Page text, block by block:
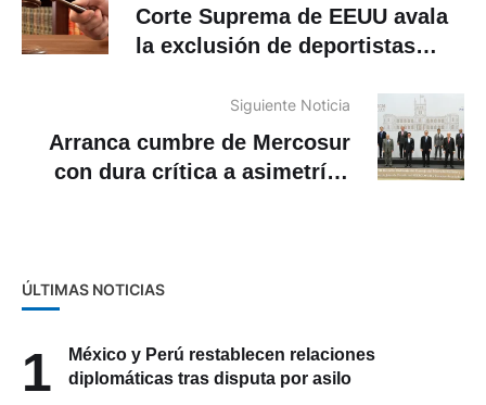
Corte Suprema de EEUU avala
la exclusión de deportistas
femeninasSiguiente Noticia
Arranca cumbre de Mercosur
con dura crítica a asimetrías
ÚLTIMAS NOTICIAS
1
México y Perú restablecen relaciones
diplomáticas tras disputa por asilo